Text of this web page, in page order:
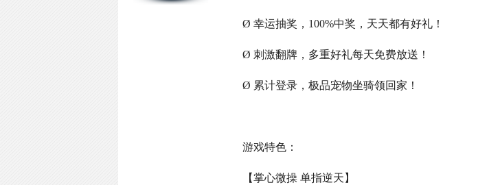
Ø 幸运抽奖，100%中奖，天天都有好礼！
Ø 刺激翻牌，多重好礼每天免费放送！
Ø 累计登录，极品宠物坐骑领回家！
游戏特色：
【掌心微操 单指逆天】